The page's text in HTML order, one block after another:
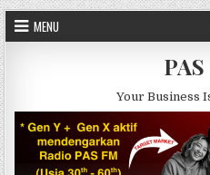
Skip to content
MENU
Your Business